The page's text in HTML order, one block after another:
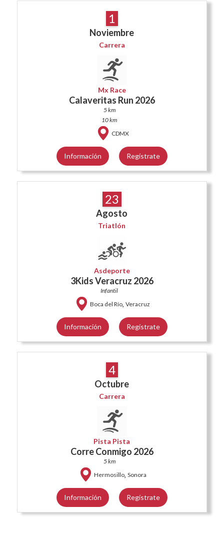
1
Noviembre
Carrera
Mx Race
Calaveritas Run 2026
5 km
10 km
CDMX
Información Regístrate
23
Agosto
Triatlón
Asdeporte
3Kids Veracruz 2026
Infantil
Boca del Río, Veracruz
Información Regístrate
4
Octubre
Carrera
Pista Pista
Corre Conmigo 2026
5 km
Hermosillo, Sonora
Información Regístrate